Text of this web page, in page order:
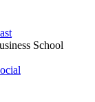
School